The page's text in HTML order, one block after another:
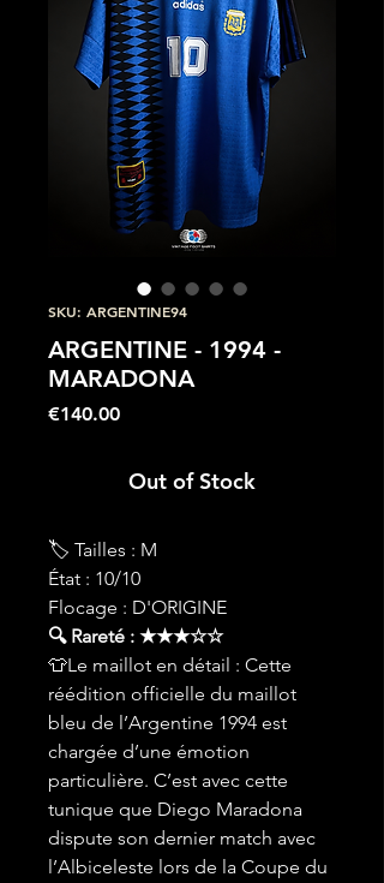
SKU: ARGENTINE94
ARGENTINE - 1994 -
MARADONA
€140.00Price
Out of Stock
🏷 Tailles : M
État : 10/10
Flocage : D'ORIGINE
🔍 Rareté : ★★★☆☆
👕Le maillot en détail : Cette
réédition officielle du maillot
bleu de l’Argentine 1994 est
chargée d’une émotion
particulière. C’est avec cette
tunique que Diego Maradona
dispute son dernier match avec
l’Albiceleste lors de la Coupe du